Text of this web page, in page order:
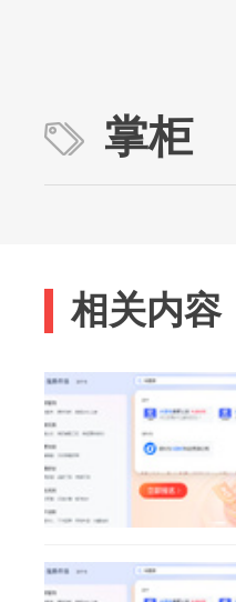
掌柜
相关内容